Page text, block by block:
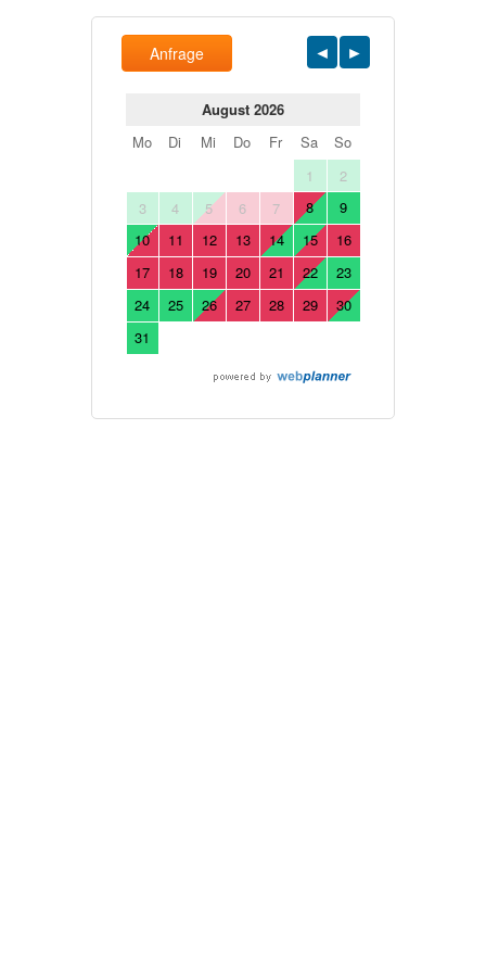
Anfrage
August 2026
Mo
Di Mi Do Fr Sa
So
1
2
3
4 5 6 7 8
9
10
11 12 13 14 15
16
17
18 19 20 21 22
23
24
25 26 27 28 29
30
31